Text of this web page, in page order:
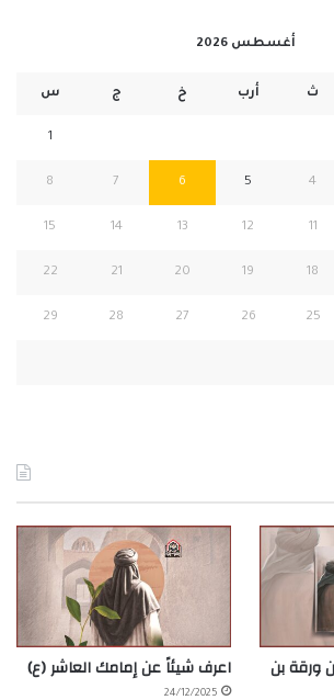
أغسطس 2026
ث أرب خ ج س
1
4
5
6
7
8
11
12
13
14
15
18
19
20
21
22
25
26
27
28
29
ورقة بن
اعرف شيئاً عن إمامك العاشر (ع)
24/12/2025